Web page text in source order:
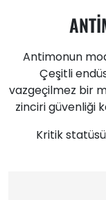
Antimonun
Çeşitli
vazgeçilmez bir
zinciri güvenliği
Kritik